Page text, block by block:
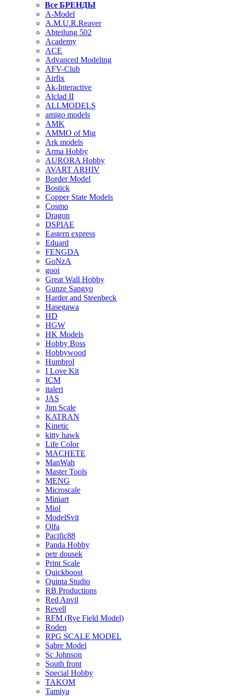
Все БРЕНДЫ
A-Model
A.M.U.R.Reaver
Abteilung 502
Academy
ACE
Advanced Modeling
AFV-Club
Airfix
Ak-Interactive
Alclad II
ALLMODELS
amigo models
AMK
AMMO of Mig
Ark models
Arma Hobby
AURORA Hobby
AVART ARHIV
Border Model
Bostick
Copper State Models
Cosmo
Dragon
DSPIAE
Eastern express
Eduard
FENGDA
GoNzA
gooi
Great Wall Hobby
Gunze Sangyo
Harder and Steenbeck
Hasegawa
HD
HGW
HK Models
Hobby Boss
Hobbywood
Humbrol
I Love Kit
ICM
italeri
JAS
Jim Scale
KATRAN
Kinetic
kitty hawk
Life Color
MACHETE
ManWah
Master Tools
MENG
Microscale
Miniart
Miol
ModelSvit
Olfa
Pacific88
Panda Hobby
petr dousek
Print Scale
Quickboost
Quinta Studio
RB Productions
Red Anvil
Revell
RFM (Rye Field Model)
Roden
RPG SCALE MODEL
Sabre Model
Sc Johnson
South front
Special Hobby
TAKOM
Tamiya